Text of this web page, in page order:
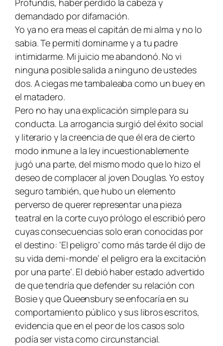
Profundis, haber perdido la cabeza y
demandado por difamación.
Yo ya no era meas el capitán de mi alma y no lo
sabia. Te permití dominarme y a tu padre
intimidarme. Mi juicio me abandonó. No vi
ninguna posible salida a ninguno de ustedes
dos. A ciegas me tambaleaba como un buey en
el matadero.
Pero no hay una explicación simple para su
conducta. La arrogancia surgió del éxito social
y literario y la creencia de que él era de cierto
modo inmune a la ley incuestionablemente
jugó una parte, del mismo modo que lo hizo el
deseo de complacer al joven Douglas. Yo estoy
seguro también, que hubo un elemento
perverso de querer representar una pieza
teatral en la corte cuyo prólogo el escribió pero
cuyas consecuencias solo eran conocidas por
el destino: ‘El peligro’ como más tarde él dijo de
su vidademi-monde‘ el peligro era la excitación
por una parte’. El debió haber estado advertido
de que tendría que defender su relación con
Bosie y que Queensbury se enfocaría en su
comportamiento público y sus libros escritos,
evidencia que en el peor de los casos solo
podía ser vista como circunstancial.